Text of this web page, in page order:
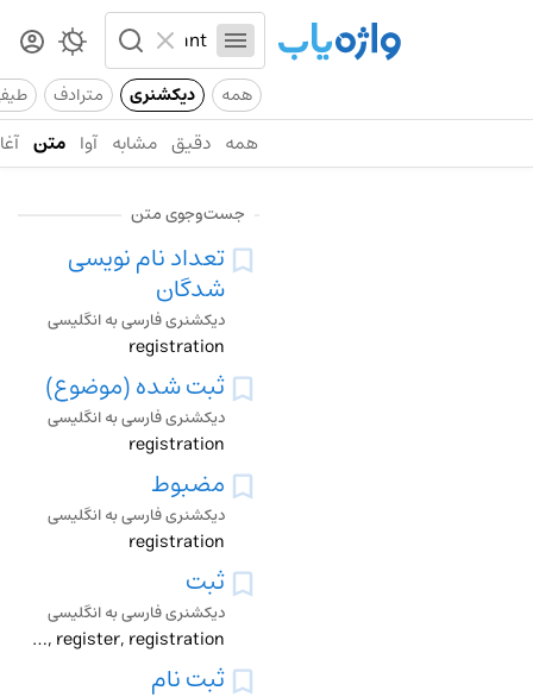
همه دیکشنری مترادف
همه دقیق مشابه آوا متن
جست‌وجوی متن
تعداد نام نویسی
شدگان
دیکشنری فارسی به انگلیسی
registration
ثبت شده (موضوع)
دیکشنری فارسی به انگلیسی
registration
مضبوط
دیکشنری فارسی به انگلیسی
registration
ثبت
دیکشنری فارسی به انگلیسی
down, record, register, registration
ثبت نام